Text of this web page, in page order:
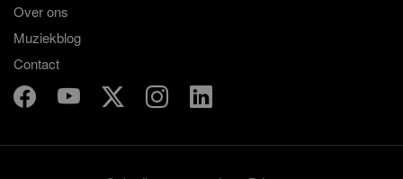
Over ons
Muziekblog
Contact